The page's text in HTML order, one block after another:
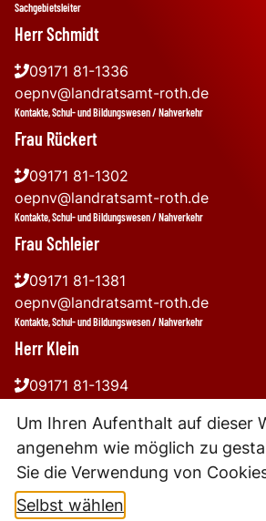
Sachgebietsleiter
Herr Schmidt
09171 81-1336
oepnv@landratsamt-roth.de
Kontakte, Schul- und Bildungswesen / Nahverkehr
Frau Rückert
09171 81-1302
oepnv@landratsamt-roth.de
Kontakte, Schul- und Bildungswesen / Nahverkehr
Frau Schleier
09171 81-1381
oepnv@landratsamt-roth.de
Kontakte, Schul- und Bildungswesen / Nahverkehr
Herr Klein
09171 81-1394
Um Ihren Aufenthalt auf dieser
angenehm wie möglich zu
Sie die Verwendung von
Selbst wählen